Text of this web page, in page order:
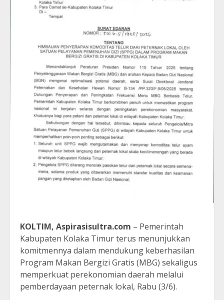
KOLTIM, Aspirasisultra.com – Pemerintah
Kabupaten Kolaka Timur terus menunjukkan
komitmennya dalam mendukung keberhasilan
Program Makan Bergizi Gratis (MBG) sekaligus
memperkuat perekonomian daerah melalui
pemberdayaan peternak lokal, Rabu (3/6).